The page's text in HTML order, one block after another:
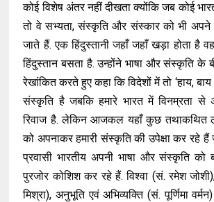
कोई विशेष अंतर नहीं दीखता क्योंकि जब कोई
तो वे सभ्यता, संस्कृति और संस्कार को भी
जाते हैं. एक हिंदुस्तानी जहाँ जहाँ खड़ा होता है
हिंदुस्तान बसता है. उन्होंने भाषा और संस्कृति के
रेखांकित करते हुए कहा कि विदेशों में तो ‘हाय,
संस्कृति है जबकि हमारे भारत में विनम्रता से
रिवाज है. लेकिन आजकल यहाँ कुछ तथाकथित
को अपनाकर हमारी संस्कृति की उपेक्षा कर रहे
प्रवासी भारतीय अपनी भाषा और संस्कृति
पुरजोर कोशिश कर रहे हैं. विश्वा (सं. रमेश
मिश्रा), अनुभूति एवं अभिव्यक्ति (सं. पूर्णिमा